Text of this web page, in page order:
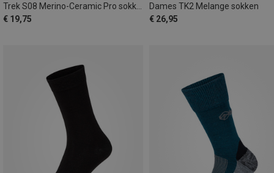
€ 19,75
Dames TK2 Melange sokken
€ 26,95